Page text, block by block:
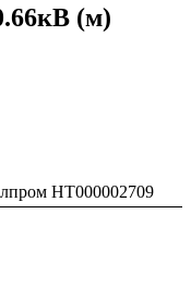
(м)
НТ000002709